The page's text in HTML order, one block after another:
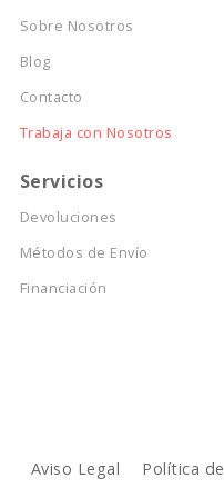
Sobre Nosotros
Blog
Contacto
Trabaja con Nosotros
Servicios
Devoluciones
Métodos de Envío
Financiación
Aviso Legal Política